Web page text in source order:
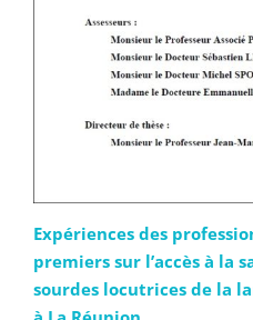
Expériences des
premiers sur l’accès à la
sourdes locutrices de la